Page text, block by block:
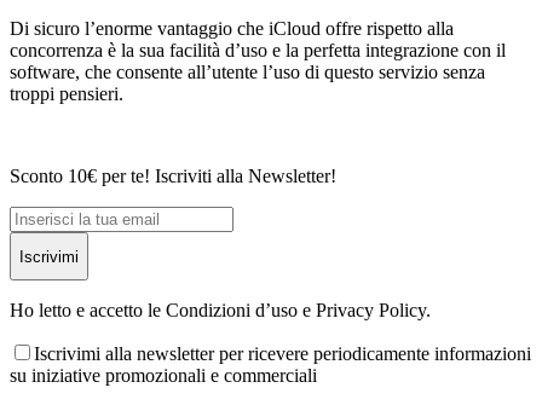
Di sicuro l’enorme vantaggio che iCloud offre rispetto alla
concorrenza è la sua facilità d’uso e la perfetta integrazione con il
software, che consente all’utente l’uso di questo servizio senza
troppi pensieri.
Sconto 10€ per te! Iscriviti alla Newsletter!
Iscrivimi
Ho letto e accetto le Condizioni d’uso e Privacy Policy.
Iscrivimi alla newsletter per ricevere periodicamente informazioni
su iniziative promozionali e commerciali